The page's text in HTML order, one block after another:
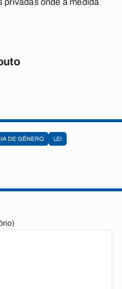
privadas onde a medida
DE GÊNERO LEI